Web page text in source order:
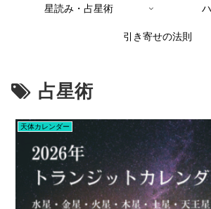
星読み・占星術
引き寄せの法則
占星術
天体カレンダー